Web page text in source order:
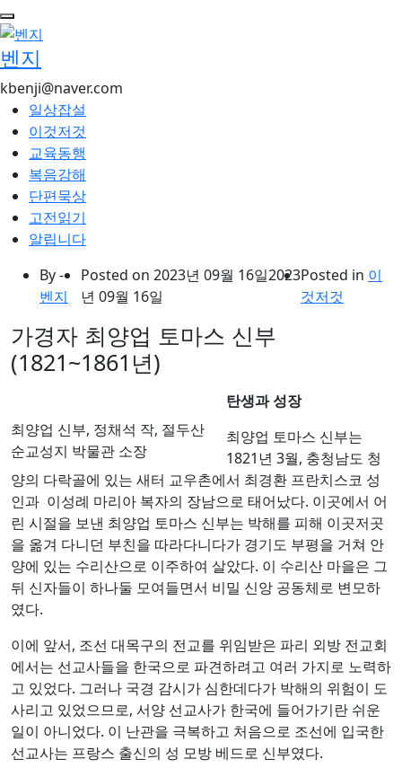
콘
텐
츠
로
건
너
뛰
기
벤지
kbenji@naver.com
일상잡설
이것저것
교육동행
복음강해
단편묵상
고전읽기
알립니다
By -
벤지
Posted on 2023년 09월 16일2023
년 09월 16일
Posted in 이
것저것
가경자 최양업 토마스 신부
(1821~1861년)
최양업 신부, 정채석 작, 절두산
순교성지 박물관 소장
탄생과 성장
최양업 토마스 신부는
1821년 3월, 충청남도 청
양의 다락골에 있는 새터 교우촌에서 최경환 프란치스코 성
인과 이성례 마리아 복자의 장남으로 태어났다. 이곳에서 어
린 시절을 보낸 최양업 토마스 신부는 박해를 피해 이곳저곳
을 옮겨 다니던 부친을 따라다니다가 경기도 부평을 거쳐 안
양에 있는 수리산으로 이주하여 살았다. 이 수리산 마을은 그
뒤 신자들이 하나둘 모여들면서 비밀 신앙 공동체로 변모하
였다.
이에 앞서, 조선 대목구의 전교를 위임받은 파리 외방 전교회
에서는 선교사들을 한국으로 파견하려고 여러 가지로 노력하
고 있었다. 그러나 국경 감시가 심한데다가 박해의 위험이 도
사리고 있었으므로, 서양 선교사가 한국에 들어가기란 쉬운
일이 아니었다. 이 난관을 극복하고 처음으로 조선에 입국한
선교사는 프랑스 출신의 성 모방 베드로 신부였다.